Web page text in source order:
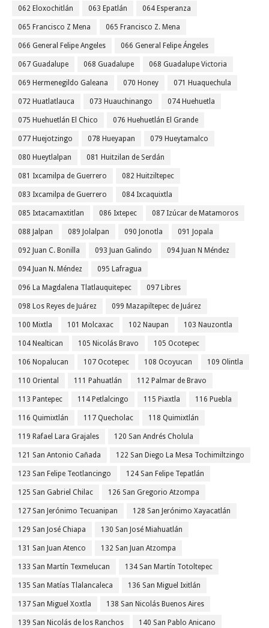
062 Eloxochitlán 063 Epatlán 064 Esperanza
065 Francisco Z Mena 065 Francisco Z. Mena
066 General Felipe Angeles 066 General Felipe Ángeles
067 Guadalupe 068 Guadalupe 068 Guadalupe Victoria
069 Hermenegildo Galeana 070 Honey 071 Huaquechula
072 Huatlatlauca 073 Huauchinango 074 Huehuetla
075 Huehuetlán El Chico 076 Huehuetlán El Grande
077 Huejotzingo 078 Hueyapan 079 Hueytamalco
080 Hueytlalpan 081 Huitzilan de Serdán
081 Ixcamilpa de Guerrero 082 Huitziltepec
083 Ixcamilpa de Guerrero 084 Ixcaquixtla
085 Ixtacamaxtitlan 086 Ixtepec 087 Izúcar de Matamoros
088 Jalpan 089 Jolalpan 090 Jonotla 091 Jopala
092 Juan C. Bonilla 093 Juan Galindo 094 Juan N Méndez
094 Juan N. Méndez 095 Lafragua
096 La Magdalena Tlatlauquitepec 097 Libres
098 Los Reyes de Juárez 099 Mazapiltepec de Juárez
100 Mixtla 101 Molcaxac 102 Naupan 103 Nauzontla
104 Nealtican 105 Nicolás Bravo 105 Ocotepec
106 Nopalucan 107 Ocotepec 108 Ocoyucan 109 Olintla
110 Oriental 111 Pahuatlán 112 Palmar de Bravo
113 Pantepec 114 Petlalcingo 115 Piaxtla 116 Puebla
116 Quimixtlán 117 Quecholac 118 Quimixtlán
119 Rafael Lara Grajales 120 San Andrés Cholula
121 San Antonio Cañada 122 San Diego La Mesa Tochimiltzingo
123 San Felipe Teotlancingo 124 San Felipe Tepatlán
125 San Gabriel Chilac 126 San Gregorio Atzompa
127 San Jerónimo Tecuanipan 128 San Jerónimo Xayacatlán
129 San José Chiapa 130 San José Miahuatlán
131 San Juan Atenco 132 San Juan Atzompa
133 San Martín Texmelucan 134 San Martín Totoltepec
135 San Matías Tlalancaleca 136 San Miguel Ixitlán
137 San Miguel Xoxtla 138 San Nicolás Buenos Aires
139 San Nicolás de los Ranchos 140 San Pablo Anicano